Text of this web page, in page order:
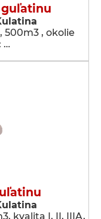
guľatinu
, okolie
…
kvalita I, II, IIIA,